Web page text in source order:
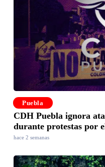
Puebla
CDH Puebla ignora
durante protestas por
hace 2 semanas